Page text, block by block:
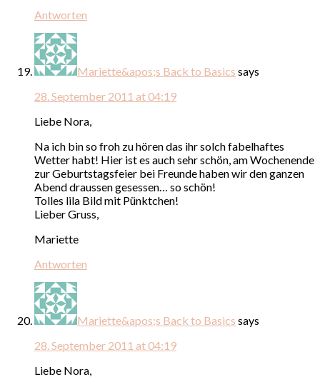
Antworten
Mariette&apos;s Back to Basics says
28. September 2011 at 04:19
Liebe Nora,
Na ich bin so froh zu hören das ihr solch fabelhaftes
Wetter habt! Hier ist es auch sehr schön, am Wochenende
zur Geburtstagsfeier bei Freunde haben wir den ganzen
Abend draussen gesessen… so schön!
Tolles lila Bild mit Pünktchen!
Lieber Gruss,
Mariette
Antworten
Mariette&apos;s Back to Basics says
28. September 2011 at 04:19
Liebe Nora,